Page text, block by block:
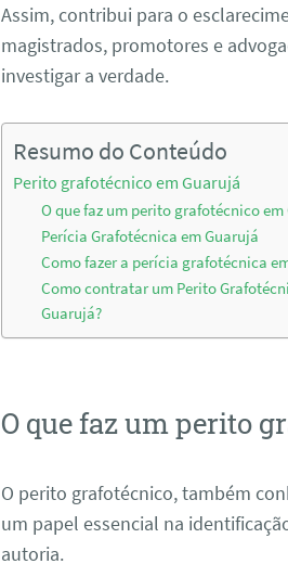
Assim, contribui para o
magistrados, promotores e
investigar a verdade.
Resumo do Conteúdo
Perito grafotécnico em Guarujá
O que faz um perito grafotécnico em
Perícia Grafotécnica em Guarujá
Como fazer a perícia grafotécnica
Como contratar um Perito
Guarujá?
O que faz um perito
O perito grafotécnico, também
um papel essencial na
autoria.